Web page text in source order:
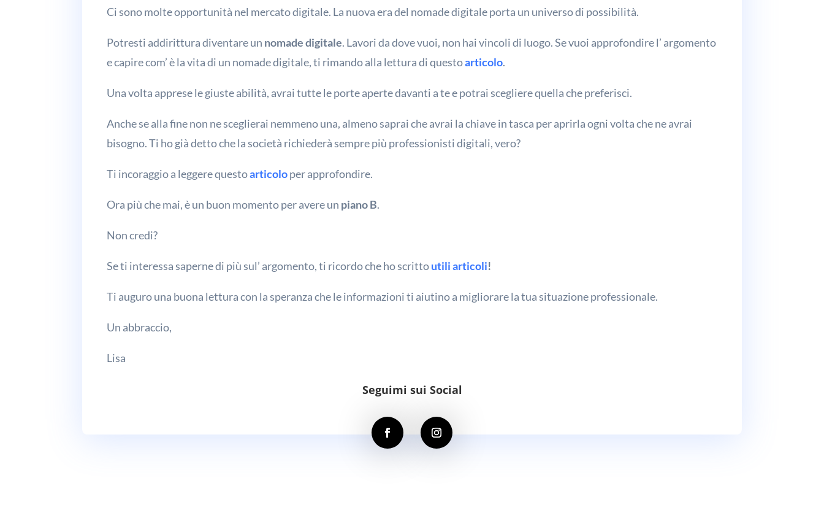
Ci sono molte opportunità nel mercato digitale. La nuova era del nomade digitale porta un universo di possibilità.
Potresti addirittura diventare un nomade digitale. Lavori da dove vuoi, non hai vincoli di luogo. Se vuoi approfondire l’ argomento
e capire com’ è la vita di un nomade digitale, ti rimando alla lettura di questoarticolo.
Una volta apprese le giuste abilità, avrai tutte le porte aperte davanti a te e potrai scegliere quella che preferisci.
Anche se alla fine non ne sceglierai nemmeno una, almeno saprai che avrai la chiave in tasca per aprirla ogni volta che ne avrai
bisogno. Ti ho già detto che la società richiederà sempre più professionisti digitali, vero?
Ti incoraggio a leggere questoarticoloper approfondire.
Ora più che mai, è un buon momento per avere un piano B.
Non credi?
Se ti interessa saperne di più sul’ argomento, ti ricordo che ho scrittoutili articoli!
Ti auguro una buona lettura con la speranza che le informazioni ti aiutino a migliorare la tua situazione professionale.
Un abbraccio,
Lisa
Seguimi sui Social